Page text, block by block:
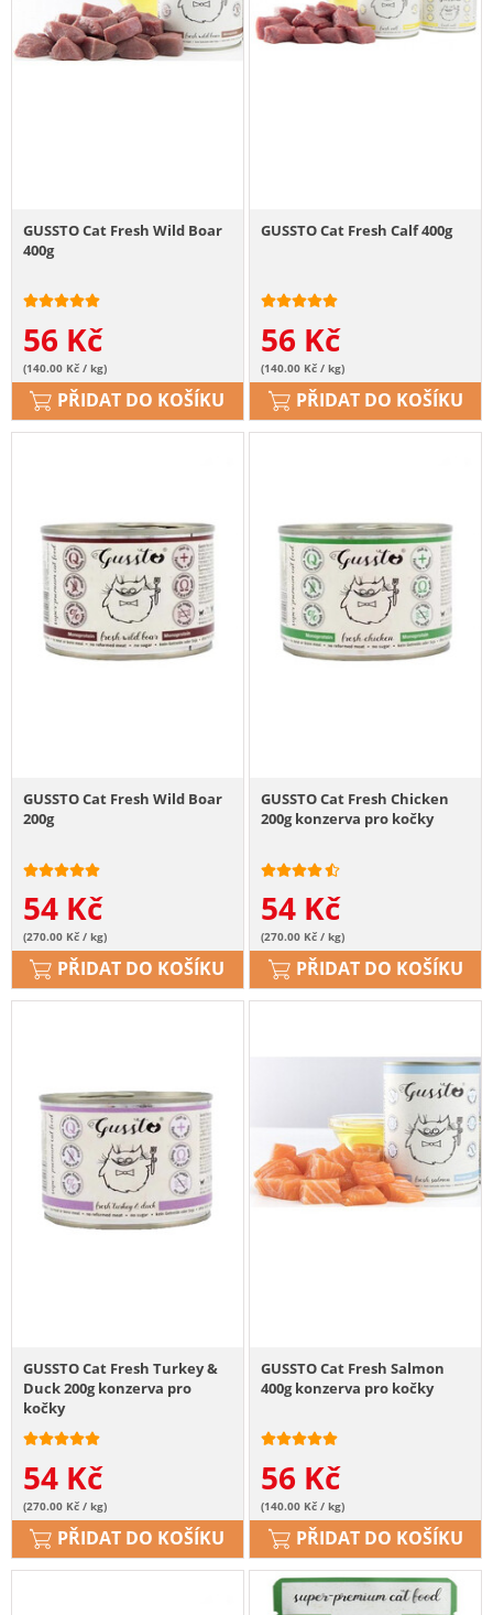
GUSSTO Cat Fresh Wild Boar
400g
56 Kč
(140.00 Kč / kg)
PŘIDAT DO KOŠÍKU
GUSSTO Cat Fresh Calf 400g
56 Kč
(140.00 Kč / kg)
PŘIDAT DO KOŠÍKU
GUSSTO Cat Fresh Wild Boar
200g
54 Kč
(270.00 Kč / kg)
PŘIDAT DO KOŠÍKU
GUSSTO Cat Fresh Chicken
200g konzerva pro kočky
54 Kč
(270.00 Kč / kg)
PŘIDAT DO KOŠÍKU
GUSSTO Cat Fresh Turkey &
Duck 200g konzerva pro
kočky
54 Kč
(270.00 Kč / kg)
PŘIDAT DO KOŠÍKU
GUSSTO Cat Fresh Salmon
400g konzerva pro kočky
56 Kč
(140.00 Kč / kg)
PŘIDAT DO KOŠÍKU